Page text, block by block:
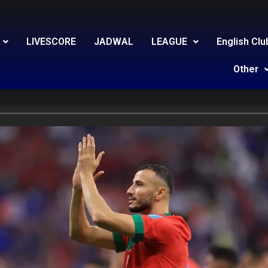
LIVESCORE JADWAL LEAGUE English
Other